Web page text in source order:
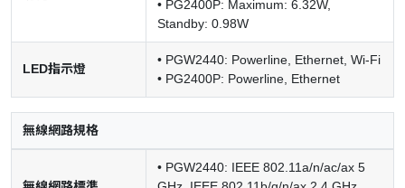
• PG2400P: Maximum: 6.32W,
Standby: 0.98W
LED指示燈
• PGW2440: Powerline, Ethernet, Wi-Fi
• PG2400P: Powerline, Ethernet
無線網路規格
• PGW2440: IEEE 802.11a/n/ac/ax 5